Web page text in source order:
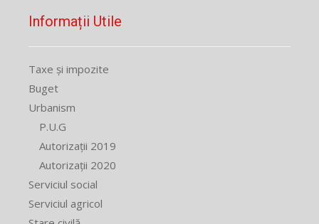
Informații Utile
Taxe și impozite
Buget
Urbanism
P.U.G
Autorizații 2019
Autorizații 2020
Serviciul social
Serviciul agricol